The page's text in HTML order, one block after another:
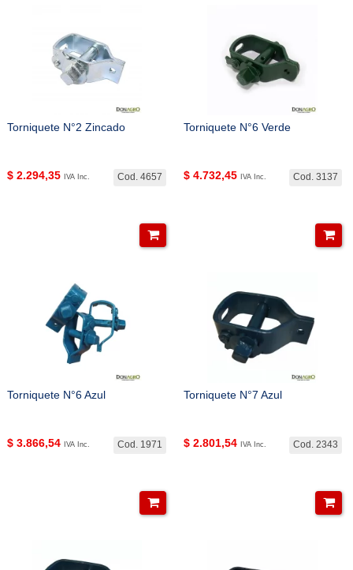
Torniquete N°2 Zincado
Cod. 4657
$ 2.294,35 IVA Inc.
Torniquete N°6 Verde
Cod. 3137
$ 4.732,45 IVA Inc.
Torniquete N°6 Azul
Cod. 1971
$ 3.866,54 IVA Inc.
Torniquete N°7 Azul
Cod. 2343
$ 2.801,54 IVA Inc.